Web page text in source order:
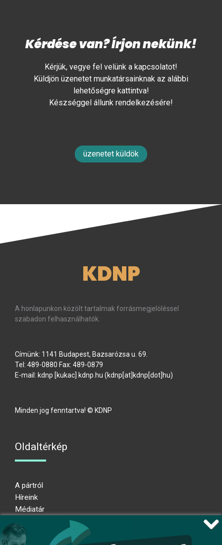
Kérdése van? Írjon nekünk!
Kérjük, vegye fel velünk a kapcsolatot!
Küldjön üzenetet munkatársainknak az alábbi
lehetőségre kattintva!
Készséggel állunk rendelkezésére!
üzenetet küldök
KDNP
A honlapunkon közölt tartalmak forrásmegjelöléssel
szabadon felhasználhatók.
Címünk: 1141 Budapest, Bazsarózsa u. 69.
Tel: 489-0880 Fax: 489-0879
E-mail: kdnp [kukac] kdnp.hu (kdnp[at]kdnp[dot]hu)
Minden jog fenntartva! © KDNP
Oldaltérkép
A pártról
Híreink
Médiatár
Adatkezelési nyilatkozat